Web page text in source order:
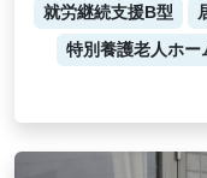
就労継続支援B型
特別養護老人ホー